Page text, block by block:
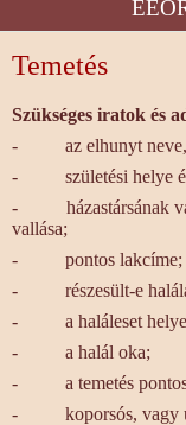
Temetés
Szükséges iratok és
- az elhunyt neve,
- születési helye
- házastársának
vallása;
- pontos lakcíme;
- részesült-e halála
- a haláleset helye,
- a halál oka;
- a temetés pontos
- koporsós, vagy